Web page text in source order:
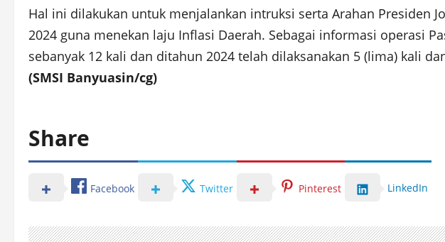
Hal ini dilakukan untuk menjalankan intruksi serta Arahan Presiden
2024 guna menekan laju Inflasi Daerah. Sebagai informasi operasi
sebanyak 12 kali dan ditahun 2024 telah dilaksanakan 5 (lima) kali
(SMSI Banyuasin/cg)
Share
Facebook Twitter Pinterest LinkedIn